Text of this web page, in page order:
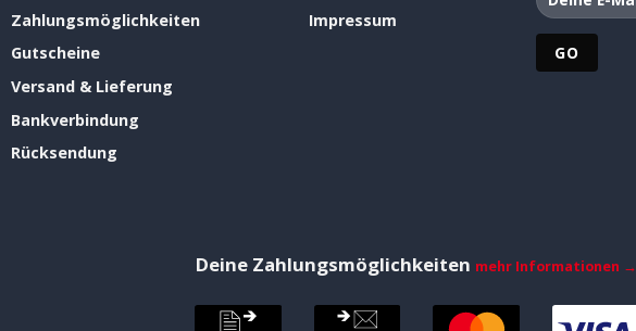
Zahlungsmöglichkeiten
Gutscheine
Versand & Lieferung
Bankverbindung
Rücksendung
Impressum
Deine Zahlungsmöglichkeiten mehr Informationen →